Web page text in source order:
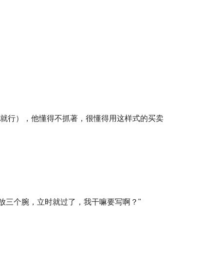
行），他懂得不抓著，很懂得用这样式的买卖
三个腕，立时就过了，我干嘛要写啊？"